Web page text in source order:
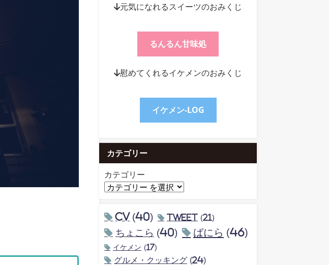
↓元気になれるスイーツのおみくじ
るんるん甘味処
↓慰めてくれるイケメンのおみくじ
イケメン-LOG
カテゴリー
カテゴリー
CV (40) tweet (21)
ちょこら (40) ばにら (46)
イケメン (17)
グルメ・クッキング (24)